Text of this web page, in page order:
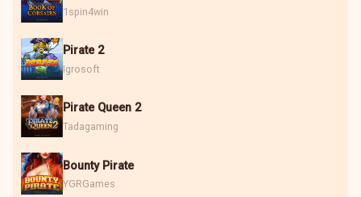
1spin4win
Pirate 2
Igrosoft
Pirate Queen 2
Tadagaming
Bounty Pirate
YGRGames